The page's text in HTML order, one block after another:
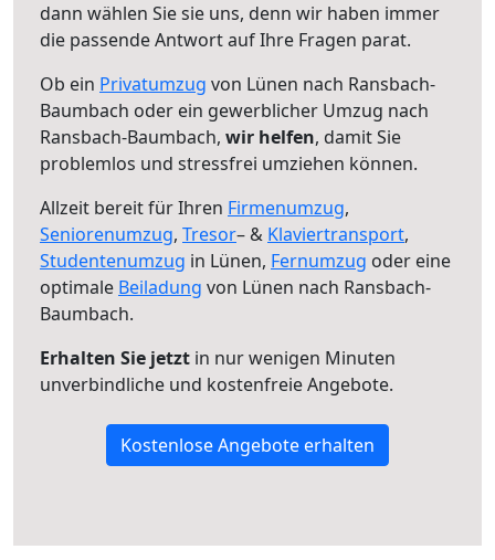
dann wählen Sie sie uns, denn wir haben immer
die passende Antwort auf Ihre Fragen parat.
Ob ein Privatumzug von Lünen nach Ransbach-
Baumbach oder ein gewerblicher Umzug nach
Ransbach-Baumbach, wir helfen, damit Sie
problemlos und stressfrei umziehen können.
Allzeit bereit für Ihren Firmenumzug,
Seniorenumzug, Tresor– & Klaviertransport,
Studentenumzug in Lünen, Fernumzug oder eine
optimale Beiladung von Lünen nach Ransbach-
Baumbach.
Erhalten Sie jetzt in nur wenigen Minuten
unverbindliche und kostenfreie Angebote.
Kostenlose Angebote erhalten